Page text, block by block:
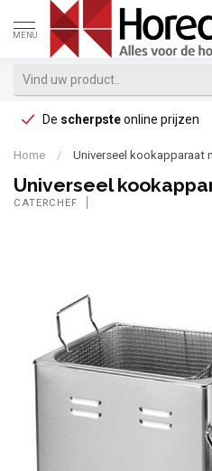
MENU
De scherpsteonline prijzen
Home / Universeel kookapparaat
Universeel
CATERCHEF